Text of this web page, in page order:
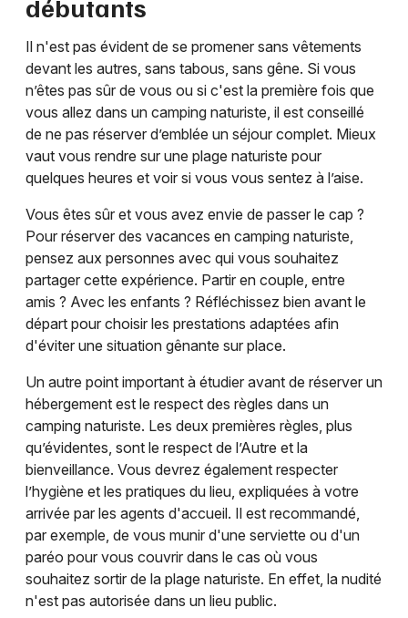
débutants
Il n'est pas évident de se promener sans vêtements
devant les autres, sans tabous, sans gêne. Si vous
n’êtes pas sûr de vous ou si c'est la première fois que
vous allez dans un camping naturiste, il est conseillé
de ne pas réserver d’emblée un séjour complet. Mieux
vaut vous rendre sur une plage naturiste pour
quelques heures et voir si vous vous sentez à l’aise.
Vous êtes sûr et vous avez envie de passer le cap ?
Pour réserver des vacances en camping naturiste,
pensez aux personnes avec qui vous souhaitez
partager cette expérience. Partir en couple, entre
amis ? Avec les enfants ? Réfléchissez bien avant le
départ pour choisir les prestations adaptées afin
d'éviter une situation gênante sur place.
Un autre point important à étudier avant de réserver un
hébergement est le respect des règles dans un
camping naturiste. Les deux premières règles, plus
qu’évidentes, sont le respect de l’Autre et la
bienveillance. Vous devrez également respecter
l’hygiène et les pratiques du lieu, expliquées à votre
arrivée par les agents d'accueil. Il est recommandé,
par exemple, de vous munir d'une serviette ou d'un
paréo pour vous couvrir dans le cas où vous
souhaitez sortir de la plage naturiste. En effet, la nudité
n'est pas autorisée dans un lieu public.